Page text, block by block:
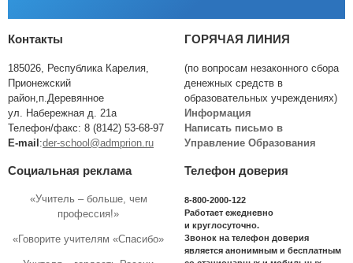
Контакты
185026, Республика Карелия,
Прионежский
район,п.Деревянное
ул. Набережная д. 21а
Телефон/факс: 8 (8142) 53-68-97
E-mail:der-school@admprion.ru
ГОРЯЧАЯ ЛИНИЯ
(по вопросам незаконного сбора
денежных средств в
образовательных учреждениях)
Информация
Написать письмо в
Управление Образования
Социальная реклама
«Учитель – больше, чем
профессия!»
«Говорите учителям «Спасибо»
Телефон доверия
8-800-2000-122
Работает ежедневно
и круглосуточно.
Звонок на телефон доверия
является анонимным и бесплатным